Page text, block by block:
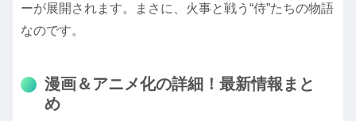
ーが展開されます。まさに、火事と戦う“侍”たちの物語
なのです。
漫画＆アニメ化の詳細！最新情報まと
め